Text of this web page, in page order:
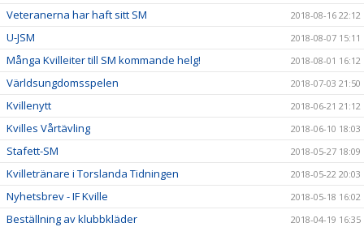
Veteranerna har haft sitt SM 2018-08-16 22:12
U-JSM 2018-08-07 15:11
Många Kvilleiter till SM kommande helg! 2018-08-01 16:12
Världsungdomsspelen 2018-07-03 21:50
Kvillenytt 2018-06-21 21:12
Kvilles Vårtävling 2018-06-10 18:03
Stafett-SM 2018-05-27 18:09
Kvilletränare i Torslanda Tidningen 2018-05-22 20:03
Nyhetsbrev - IF Kville 2018-05-18 16:02
Beställning av klubbkläder 2018-04-19 16:35